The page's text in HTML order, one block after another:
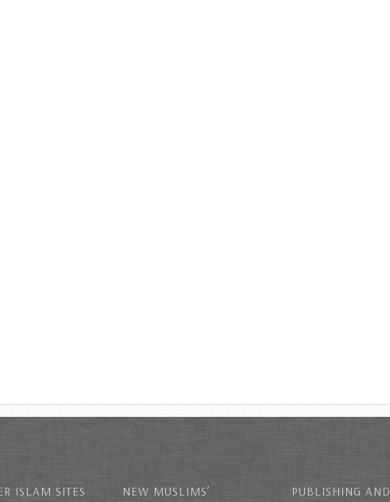
ISLAM SITES NEW MUSLIMS’ PUBLISHING AND